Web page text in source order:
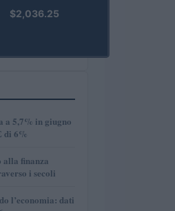
$2,036.25
a 5,7% in giugno
di 6%
alla finanza
i secoli
l’economia: dati